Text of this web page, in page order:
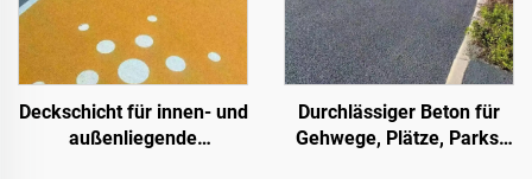
Deckschicht für innen- und
außenliegende
Durchlässiger Beton für
Gehwege, Plätze, Parks,